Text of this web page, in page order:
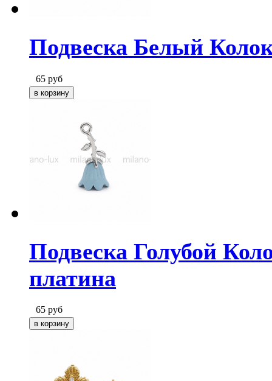
Подвеска Белый
65 руб
Подвеска Голубой
платина
65 руб